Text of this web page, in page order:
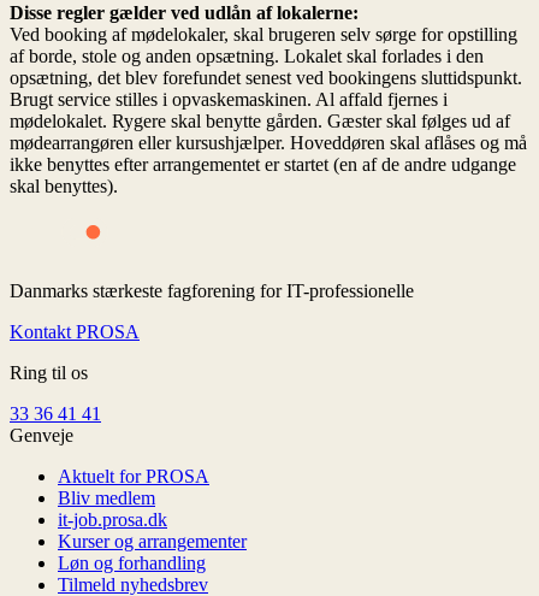
Disse regler gælder ved udlån af lokalerne:
Ved booking af mødelokaler, skal brugeren selv sørge for opstilling
af borde, stole og anden opsætning. Lokalet skal forlades i den
opsætning, det blev forefundet senest ved bookingens sluttidspunkt.
Brugt service stilles i opvaskemaskinen. Al affald fjernes i
mødelokalet. Rygere skal benytte gården. Gæster skal følges ud af
mødearrangøren eller kursushjælper. Hoveddøren skal aflåses og må
ikke benyttes efter arrangementet er startet (en af de andre udgange
skal benyttes).
Danmarks stærkeste fagforening for IT-professionelle
Kontakt PROSA
Ring til os
33 36 41 41
Genveje
Aktuelt for PROSA
Bliv medlem
it-job.prosa.dk
Kurser og arrangementer
Løn og forhandling
Tilmeld nyhedsbrev